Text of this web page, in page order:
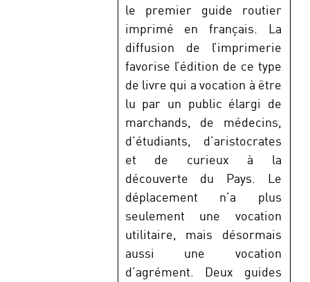
le premier guide routier
imprimé en français. La
diffusion de l’imprimerie
favorise l’édition de ce type
de livre qui a vocation à être
lu par un public élargi de
marchands, de médecins,
d’étudiants, d’aristocrates
et de curieux à la
découverte du Pays. Le
déplacement n’a plus
seulement une vocation
utilitaire, mais désormais
aussi une vocation
d’agrément. Deux guides